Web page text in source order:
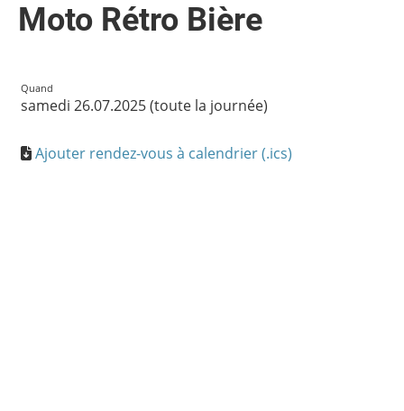
Moto Rétro Bière
Quand
samedi 26.07.2025 (toute la journée)
Ajouter rendez-vous à calendrier (.ics)